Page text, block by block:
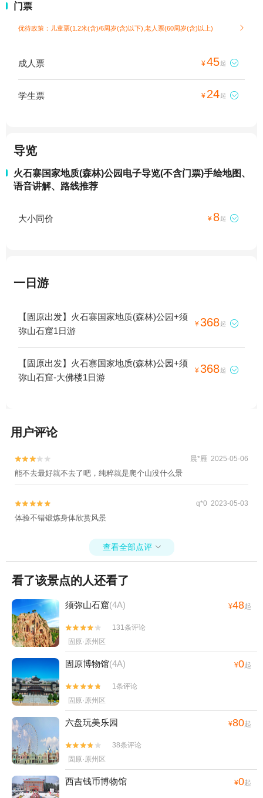
门票
优待政策：儿童票(1.2米(含)/6周岁(含)以下),老人票(60周岁(含)以上) 
成人票 ¥45起 
学生票 ¥ 24起 
导览
火石寨国家地质(森林)公园电子导览(不含门票)手绘地图、
语音讲解、路线推荐
大小同价 ¥ 8起 
一日游
【固原出发】火石寨国家地质(森林)公园+须
弥山石窟1日游
¥368起 
【固原出发】火石寨国家地质(森林)公园+须
弥山石窟-大佛楼1日游
¥368起 
用户评论

 晨*雁 2025-05-06
能不去最好就不去了吧，纯粹就是爬个山没什么景

 q*0 2023-05-03
体验不错锻炼身体欣赏风景
查看全部点评 
看了该景点的人还看了
须弥山石窟(4A) ¥48起


131条评论
固原·原州区
固原博物馆(4A) ¥0起


1条评论
固原·原州区
六盘玩美乐园 ¥80起


38条评论
固原·原州区
西吉钱币博物馆 ¥0起